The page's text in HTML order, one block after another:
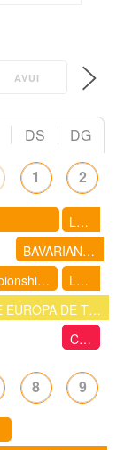
AVUI
DS DG
FISU World University Championship Orienteering
ETOC -2026 CTO DE EUROPA DE TRAIL - O
1
BAVARIAN FOREST 5 DAYS 2026 (ALEMANIA)
2
LAKES 5 DAYS - UK
LAKES 5 DAYS - UK
Cursa d'orientació de la Festa Major de La Garriga
8 9